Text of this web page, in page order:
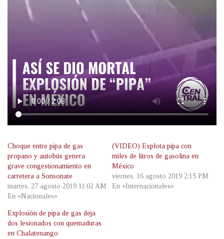
Choque entre pipa de gas
propano y autobús genera
grave congestionamiento en
carretera a Sonsonate
martes, 27 agosto 2019 11:02 AM
En «Nacionales»
(VIDEO) Explota pipa con
miles de litros de gasolina en
México
viernes, 16 agosto 2019 2:15 PM
En «Internacionales»
Explosión de pipa de gas deja
dos lesionados con quemaduras
en Chalatenango